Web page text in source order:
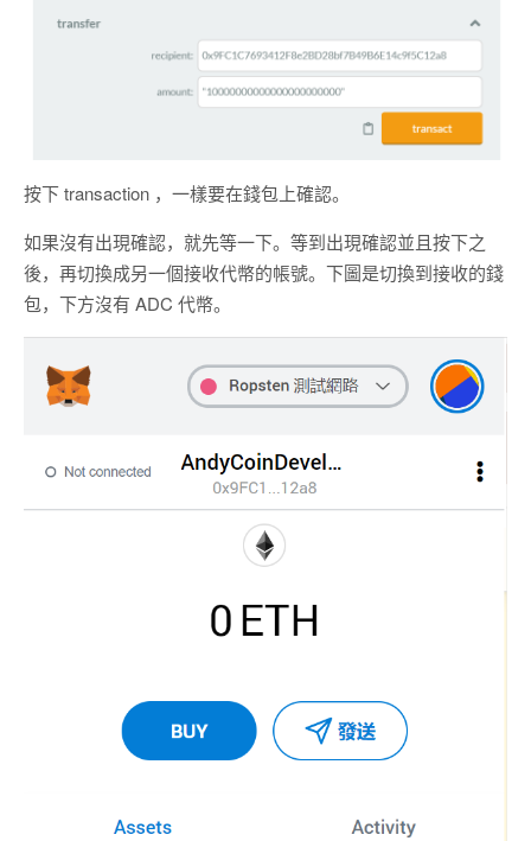
按下 transaction ，一樣要在錢包上確認。
如果沒有出現確認，就先等一下。等到出現確認並且按下之
後，再切換成另一個接收代幣的帳號。下圖是切換到接收的錢
包，下方沒有 ADC 代幣。